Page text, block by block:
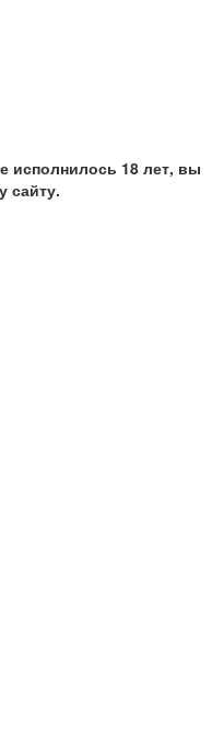
исполнилось 18 лет, вы
сайту.